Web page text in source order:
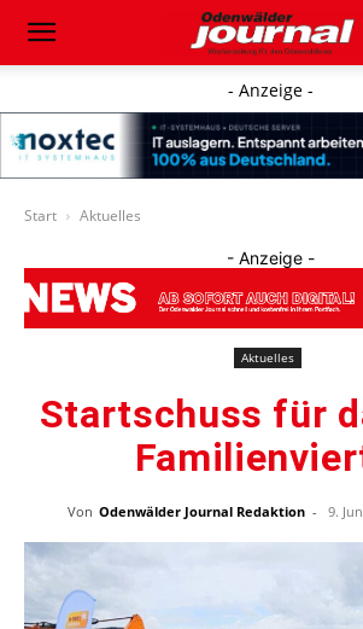
- Anzeige -
Start Aktuelles
- Anzeige -
Aktuelles
Startschuss für
Von Odenwälder Journal Redaktion - 9.